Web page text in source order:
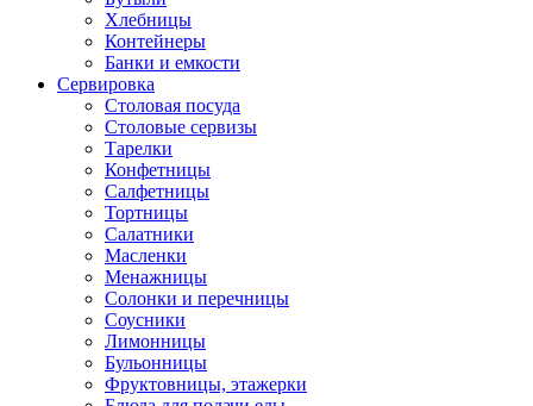
Хлебницы
Контейнеры
Банки и емкости
Сервировка
Столовая посуда
Столовые сервизы
Тарелки
Конфетницы
Салфетницы
Тортницы
Салатники
Масленки
Менажницы
Солонки и перечницы
Соусники
Лимонницы
Бульонницы
Фруктовницы, этажерки